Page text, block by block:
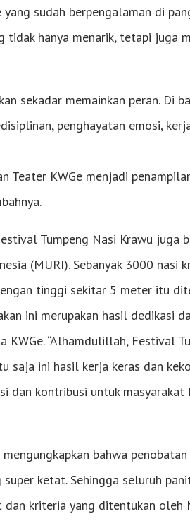
sudah berpengalaman di
tidak hanya menarik, tetapi juga
sekadar memainkan peran. Di
penghayatan emosi,
Teater KWGe menjadi
Tumpeng Nasi Krawu juga
(MURI). Sebanyak 3000 nasi
tinggi sekitar 5 meter itu
ini merupakan hasil dedikasi
KWGe. “Alhamdulillah, Festival
saja ini hasil kerja keras dan
dan kontribusi untuk
bahwa
ketat. Sehingga seluruh
dan kriteria yang ditentukan oleh